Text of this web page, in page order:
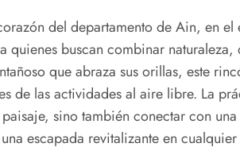
del departamento de Ain, en
buscan combinar
que abraza sus orillas, este
de las actividades al aire libre. La
sino también conectar con
escapada revitalizante en